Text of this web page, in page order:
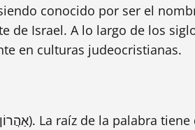
conocido por ser el
de Israel. A lo largo de los
en culturas judeocristianas.